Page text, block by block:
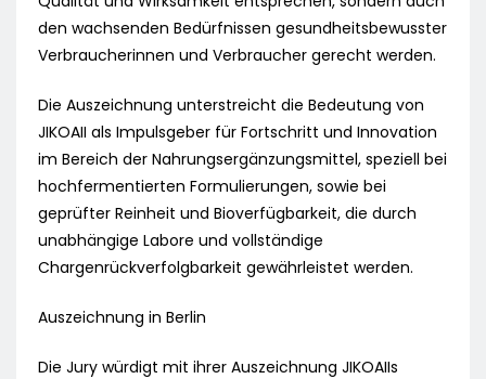
den wachsenden Bedürfnissen gesundheitsbewusster
Verbraucherinnen und Verbraucher gerecht werden.
Die Auszeichnung unterstreicht die Bedeutung von
JIKOAII als Impulsgeber für Fortschritt und Innovation
im Bereich der Nahrungsergänzungsmittel, speziell bei
hochfermentierten Formulierungen, sowie bei
geprüfter Reinheit und Bioverfügbarkeit, die durch
unabhängige Labore und vollständige
Chargenrückverfolgbarkeit gewährleistet werden.
Auszeichnung in Berlin
Die Jury würdigt mit ihrer Auszeichnung JIKOAIIs